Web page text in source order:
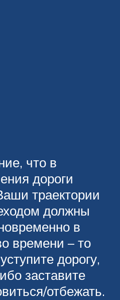
что в
дороги
траектории
должны
в
времени – то
дорогу,
заставите
отбежать.